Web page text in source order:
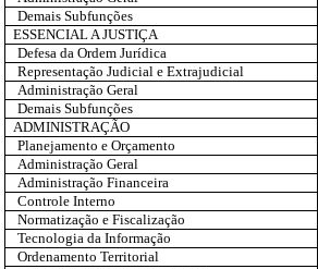
Demais Subfunções
ESSENCIAL A JUSTIÇA
Defesa da Ordem Jurídica
Representação Judicial e Extrajudicial
Administração Geral
Demais Subfunções
ADMINISTRAÇÃO
Planejamento e Orçamento
Administração Geral
Administração Financeira
Controle Interno
Normatização e Fiscalização
Tecnologia da Informação
Ordenamento Territorial